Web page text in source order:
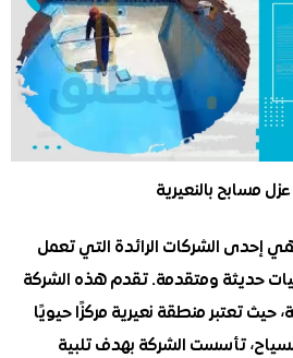
بالنعيرية
الرائدة التي تعمل
ومتقدمة. تقدم هذه الشركة
منطقة نعيرية مركزًا حيويًا
الشركة بهدف تلبية